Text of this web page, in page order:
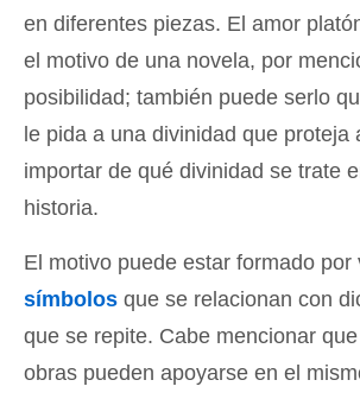
en diferentes piezas. El amor
el motivo de una novela, por
posibilidad; también puede serlo
le pida a una divinidad que proteja
importar de qué divinidad se trate
historia.
El motivo puede estar formado por
símbolos que se relacionan con
que se repite. Cabe mencionar
obras pueden apoyarse en el